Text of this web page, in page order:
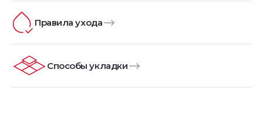
Правила ухода
Способы укладки